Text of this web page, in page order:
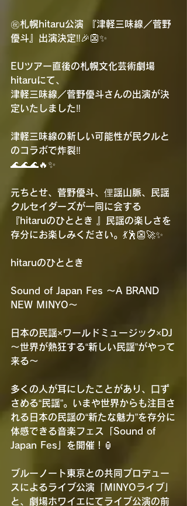
㊗️札幌hitaru公演 『津軽三味線／菅野
優斗』出演決定‼️🎉👺✨
EUツアー直後の札幌文化芸術劇場
hitaruにて、
津軽三味線／菅野優斗さんの出演が決
定いたしました‼️
津軽三味線の新しい可能性が民クルと
のコラボで炸裂‼️
🌊🌊🌊🔥✨
元ちとせ、菅野優斗、俚謡山脈、民謡
クルセイダーズが一同に会する
『hitaruのひととき 』民謡の楽しさを
存分にお楽しみください。💃🕺👺🚀✨
hitaruのひととき
Sound of Japan Fes ～A BRAND
NEW MINYO～
日本の民謡×ワールドミュージック×DJ
～世界が熱狂する“新しい民謡”がやって
来る～
多くの人が耳にしたことがあり、口ず
さめる“民謡”。いまや世界からも注目さ
れる日本の民謡の“新たな魅力”を存分に
体感できる音楽フェス「Sound of
Japan Fes」を開催！🏮
ブルーノート東京との共同プロデュー
スによるライブ公演「MINYOライブ」
と、劇場ホワイエにてライブ公演の前